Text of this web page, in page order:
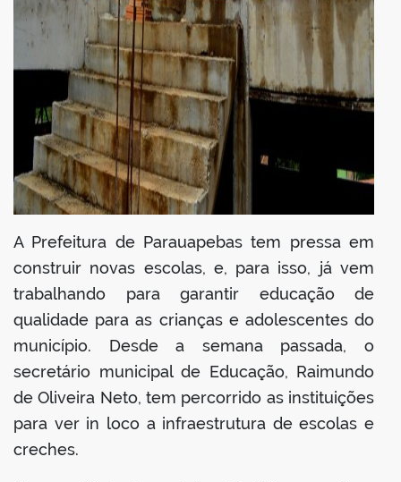
A Prefeitura de Parauapebas tem pressa em
construir novas escolas, e, para isso, já vem
trabalhando para garantir educação de
qualidade para as crianças e adolescentes do
município. Desde a semana passada, o
secretário municipal de Educação, Raimundo
de Oliveira Neto, tem percorrido as instituições
para ver in loco a infraestrutura de escolas e
creches.